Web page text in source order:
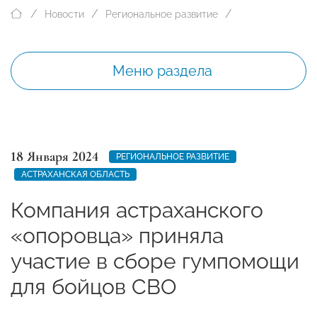
Новости Региональное развитие
Меню раздела
18 Января 2024
РЕГИОНАЛЬНОЕ РАЗВИТИЕ
АСТРАХАНСКАЯ ОБЛАСТЬ
‍Компания астраханского
«опоровца» приняла
участие в сборе гумпомощи
для бойцов СВО